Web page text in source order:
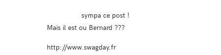
sympa ce post !
Mais il est ou Bernard ???
http://www.swagday.fr